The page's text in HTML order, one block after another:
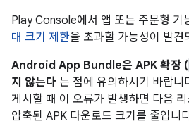
Play Console에서 앱 또는 주문형 기
대 크기 제한을 초과할 가능성이 발
Android App Bundle은 APK 확장 (
지 않는다 는 점에 유의하시기 바랍
게시할 때 이 오류가 발생하면 다음
압축된 APK 다운로드 크기를 줄입니